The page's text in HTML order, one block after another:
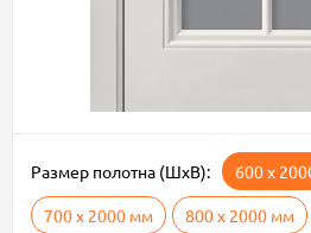
Размер полотна (ШxВ): 600 х
700 х 2000 мм 800 х 2000 мм